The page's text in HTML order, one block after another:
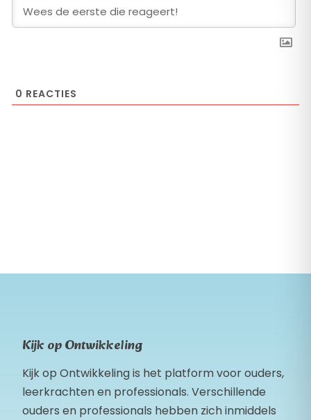
0 REACTIES
Kijk op Ontwikkeling
Kijk op Ontwikkeling is het platform voor ouders,
leerkrachten en professionals. Verschillende
ouders en professionals hebben zich inmiddels